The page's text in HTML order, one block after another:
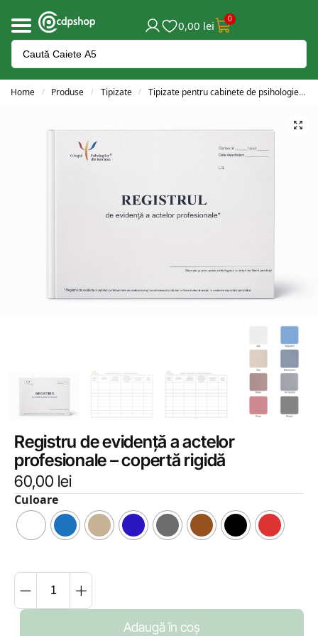
0,00 lei 0
Home / Produse / Tipizate / Tipizate pentru cabinete de psihologie
Registru de evidență a actelor
profesionale – copertă rigidă
60,00 lei
Culoare
Adaugă în coș